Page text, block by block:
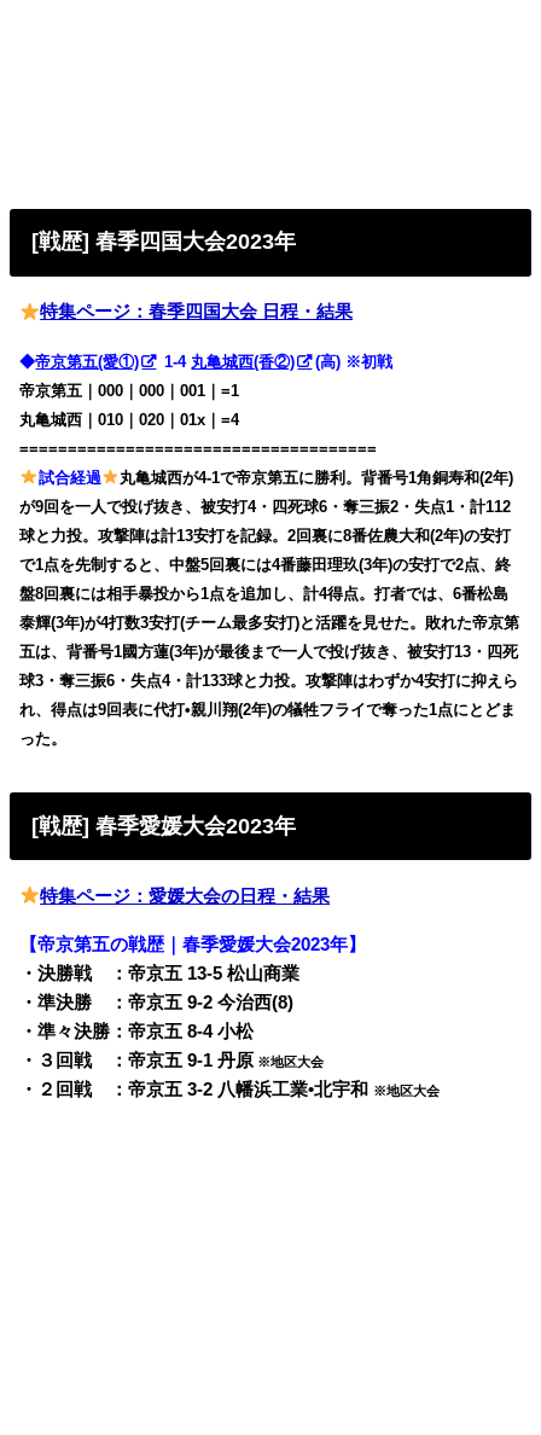
[戦歴] 春季四国大会2023年
特集ページ：春季四国大会 日程・結果
◆帝京第五(愛①) 1-4 丸亀城西(香②)
(高) ※初戦
帝京第五｜000｜000｜001｜=1
丸亀城西｜010｜020｜01x｜=4
=====================================
試合経過
丸亀城西が4-1で帝京第五に勝利。背番号1角銅寿和(2年)
が9回を一人で投げ抜き、被安打4・四死球6・奪三振2・失点1・計112
球と力投。攻撃陣は計13安打を記録。2回裏に8番佐農大和(2年)の安打
で1点を先制すると、中盤5回裏には4番藤田理玖(3年)の安打で2点、終
盤8回裏には相手暴投から1点を追加し、計4得点。打者では、6番松島
泰輝(3年)が4打数3安打(チーム最多安打)と活躍を見せた。敗れた帝京第
五は、背番号1國方蓮(3年)が最後まで一人で投げ抜き、被安打13・四死
球3・奪三振6・失点4・計133球と力投。攻撃陣はわずか4安打に抑えら
れ、得点は9回表に代打•親川翔(2年)の犠牲フライで奪った1点にとどま
った。
[戦歴] 春季愛媛大会2023年
特集ページ：愛媛大会の日程・結果
【帝京第五の戦歴｜春季愛媛大会2023年】
・決勝戦 ：帝京五 13-5 松山商業
・準決勝 ：帝京五 9-2 今治西(8)
・準々決勝：帝京五 8-4 小松
・３回戦 ：帝京五 9-1 丹原 ※地区大会
・２回戦 ：帝京五 3-2 八幡浜工業•北宇和 ※地区大会